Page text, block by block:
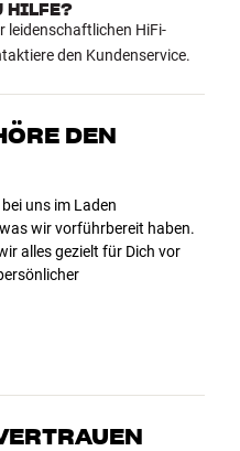
x 20,9 (BxT)
19
0
HILFE?
leidenschaftlichen HiFi-
den Kundenservice.
DEN
uns im Laden
wir vorführbereit haben.
alles gezielt für Dich vor